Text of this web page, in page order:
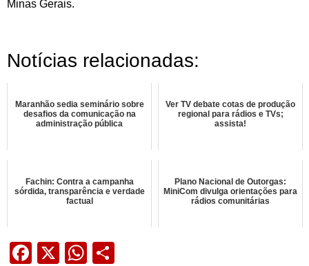
Minas Gerais.
Notícias relacionadas:
Maranhão sedia seminário sobre
desafios da comunicação na
administração pública
Ver TV debate cotas de produção
regional para rádios e TVs;
assista!
Fachin: Contra a campanha
sórdida, transparência e verdade
factual
Plano Nacional de Outorgas:
MiniCom divulga orientações para
rádios comunitárias
Facebook
X WhatsApp